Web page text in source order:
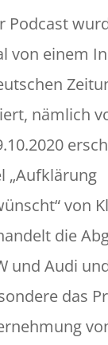
Podcast
von einem
nämlich
„Aufklärung
von
die
und Audi
das